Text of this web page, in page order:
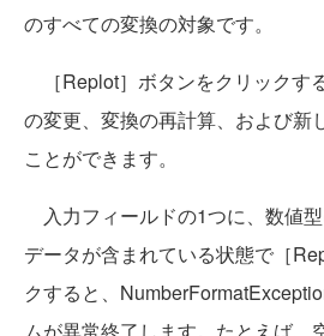
のすべての変換の対象です。
［Replot］ボタンをクリックす
の変更、変換の再計算、および新
ことができます。
入力フィールドの1つに、数値
データが含まれている状態で［
クすると、